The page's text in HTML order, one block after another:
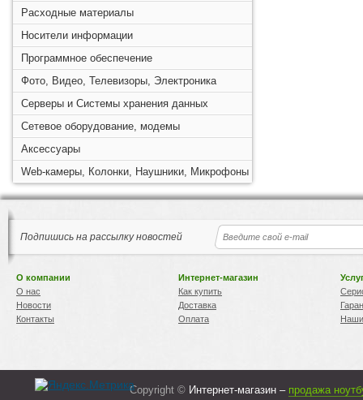
Расходные материалы
Носители информации
Программное обеспечение
Фото, Видео, Телевизоры, Электроника
Серверы и Системы хранения данных
Сетевое оборудование, модемы
Аксессуары
Web-камеры, Колонки, Наушники, Микрофоны
Подпишись на рассылку новостей
О компании
О нас
Новости
Контакты
Интернет-магазин
Как купить
Доставка
Оплата
Copyright © Интернет-магазин – продажа